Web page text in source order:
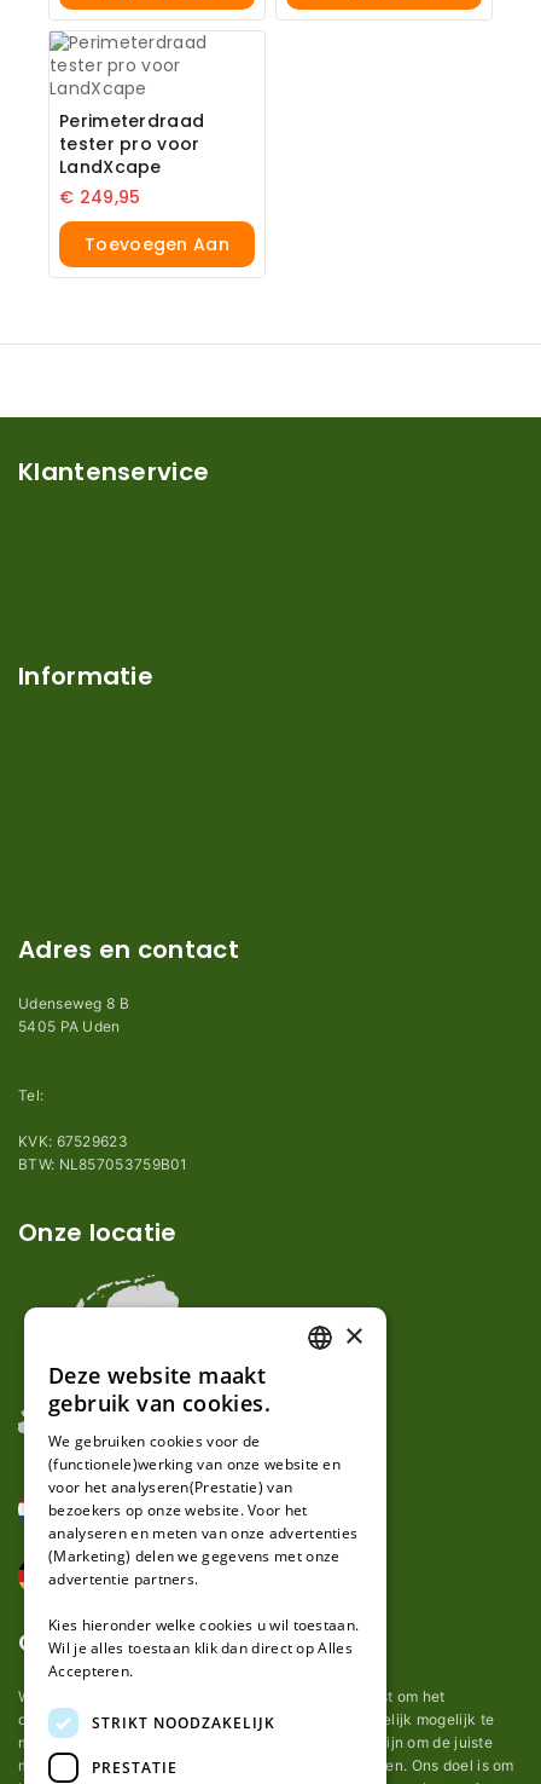
Perimeterdraad
tester pro voor
LandXcape
€ 249,95
Toevoegen Aan
Winkelwagen
Klantenservice
Informatie
Adres en contact
Udenseweg 8 B
5405 PA Uden
Tel:
KVK: 67529623
BTW: NL857053759B01
Onze locatie
Over ons
Wij van robotmaaier-mesjes.nl doen ons uiterste best om het
onderhoud van robot grasmaaier mesjes zo gemakkelijk mogelijk te
maken. Uit ervaring merkten we hoe lastig het kan zijn om de juiste
messen voor een automatische grasmachine te vinden. Ons doel is om
GERMAN
×
Deze website maakt
gebruik van cookies.
We gebruiken cookies voor de
(functionele)werking van onze website en
voor het analyseren(Prestatie) van
bezoekers op onze website. Voor het
analyseren en meten van onze advertenties
(Marketing) delen we gegevens met onze
advertentie partners.
Kies hieronder welke cookies u wil toestaan.
Wil je alles toestaan klik dan direct op Alles
Accepteren.
STRIKT NOODZAKELIJK
PRESTATIE